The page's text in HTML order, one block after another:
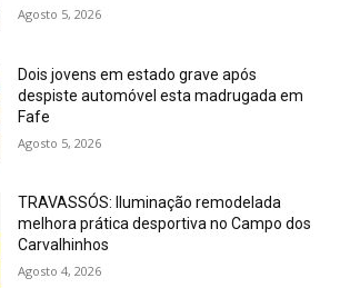
Agosto 5, 2026
Dois jovens em estado grave após
despiste automóvel esta madrugada em
Fafe
Agosto 5, 2026
TRAVASSÓS: Iluminação remodelada
melhora prática desportiva no Campo dos
Carvalhinhos
Agosto 4, 2026